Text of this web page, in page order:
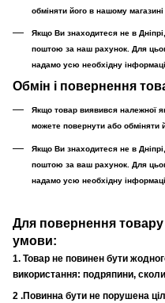
обміняти його в нашому
Якщо Ви знаходитеся не в
поштою за наш рахунок. Для
надамо усю необхідну
Обмін і повернення
Якщо товар виявився належної
можете повернути або обміняти
Якщо Ви знаходитеся не в
поштою за ваш рахунок. Для
надамо усю необхідну
Для повернення товару
умови:
1. Товар не повинен бути
використання: подряпини,
2 .Повинна бути не порушена